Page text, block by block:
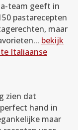
team geeft in
pastarecepten
maar
bekijk
Italiaanse
zien dat
hand in
maar